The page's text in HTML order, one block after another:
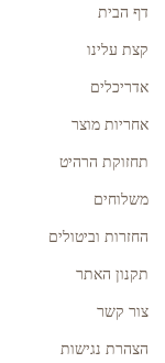
דף הבית
קצת עלינו
אדריכלים
אחריות מוצר
תחזוקת הרהיט
משלוחים
החזרות וביטולים
תקנון האתר
צור קשר
הצהרת נגישות